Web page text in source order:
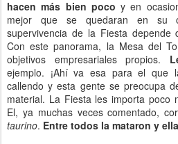
hacen más bien poco y en
mejor que se quedaran en su
supervivencia de la Fiesta depende
Con este panorama, la Mesa del
objetivos empresariales propios.
ejemplo. ¡Ahí va esa para el que
callendo y esta gente se preocupa
material. La Fiesta les importa poco
El, ya muchas veces comentado,
taurino. Entre todos la mataron y